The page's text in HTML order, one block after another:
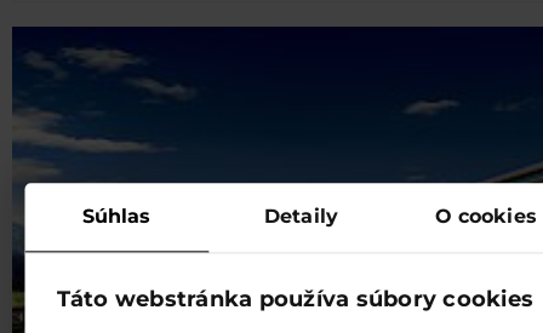
Súhlas Detaily O cookies
Táto webstránka používa súbory cookies